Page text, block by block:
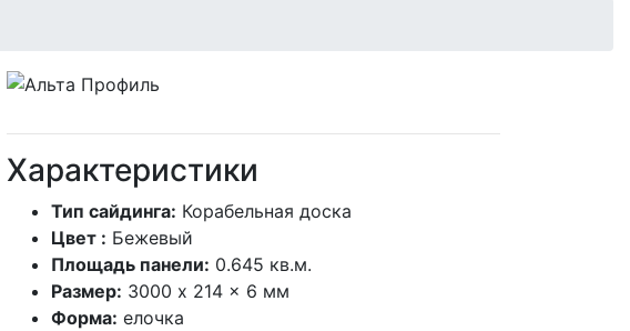
Характеристики
Тип сайдинга: Корабельная доска
Цвет : Бежевый
Площадь панели: 0.645 кв.м.
Размер: 3000 x 214 x 6 мм
Форма: елочка